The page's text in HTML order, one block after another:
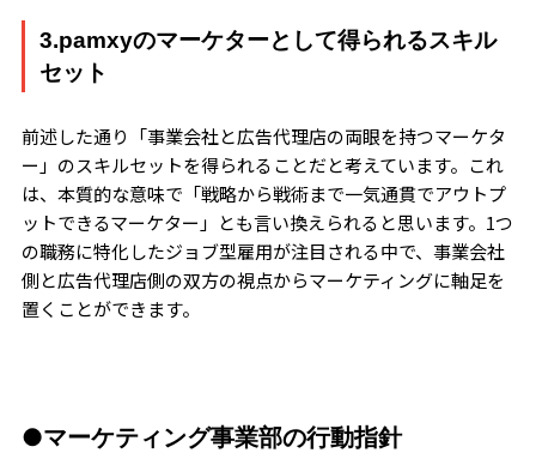
3.pamxyのマーケターとして得られるスキル
セット
前述した通り「事業会社と広告代理店の両眼を持つマーケタ
ー」のスキルセットを得られることだと考えています。これ
は、本質的な意味で「戦略から戦術まで一気通貫でアウトプ
ットできるマーケター」とも言い換えられると思います。1つ
の職務に特化したジョブ型雇用が注目される中で、事業会社
側と広告代理店側の双方の視点からマーケティングに軸足を
置くことができます。
●マーケティング事業部の行動指針